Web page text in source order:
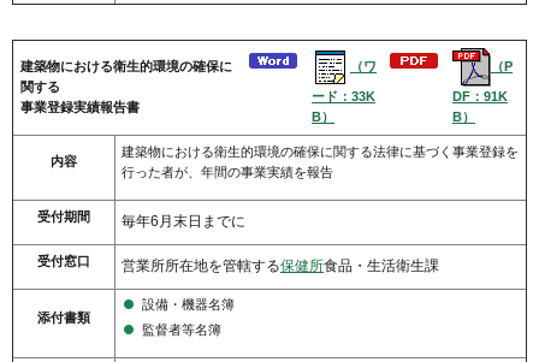
建築物における衛生的環境の確保に
関する
事業登録実績報告書
（ワ
ード：33K
B）
（P
DF：91K
B）
内容
建築物における衛生的環境の確保に関する法律に基づく事業登録を
行った者が、年間の事業実績を報告
受付期間 毎年6月末日までに
受付窓口 営業所所在地を管轄する保健所食品・生活衛生課
添付書類
設備・機器名簿
監督者等名簿